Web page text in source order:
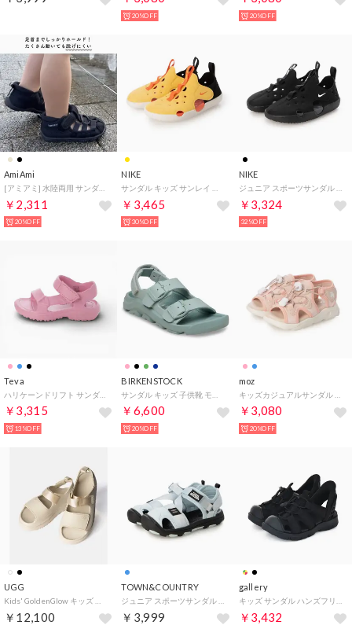
20%OFF 20%OFF
AmiAmi
￥2,311
20%OFF
NIKE
￥3,465
30%OFF
NIKE
￥3,324
32%OFF
Teva
￥3,315
13%OFF
BIRKENSTOCK
￥6,600
20%OFF
moz
￥3,080
20%OFF
UGG
￥12,100
TOWN&COUNTRY
￥3,999
gallery
￥3,432